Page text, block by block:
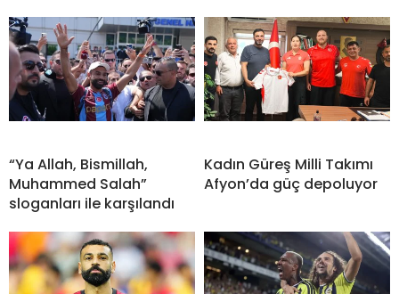
“Ya Allah, Bismillah,
Muhammed Salah”
sloganları ile karşılandı
Kadın Güreş Milli Takımı
Afyon’da güç depoluyor